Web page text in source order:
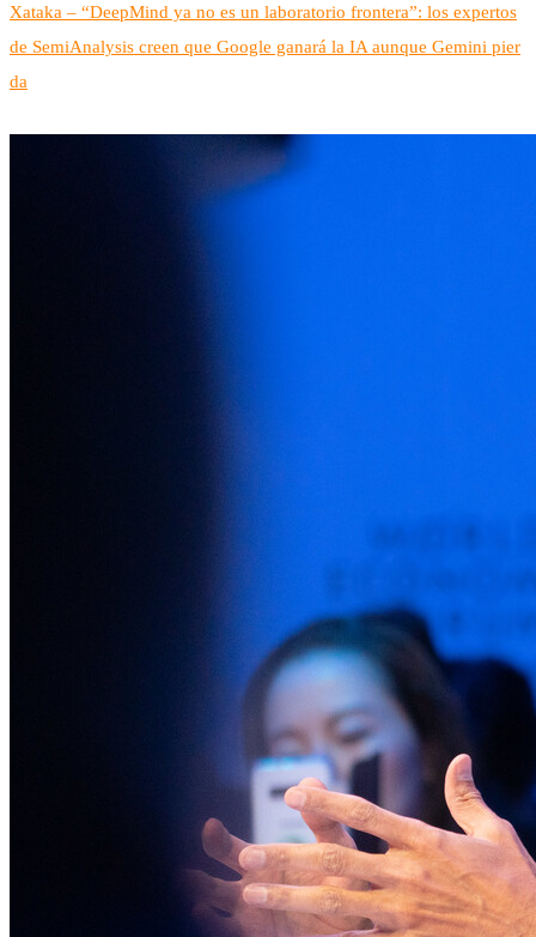
Xataka – “DeepMind ya no es un laboratorio frontera”: los expertos
de SemiAnalysis creen que Google ganará la IA aunque Gemini pier
da